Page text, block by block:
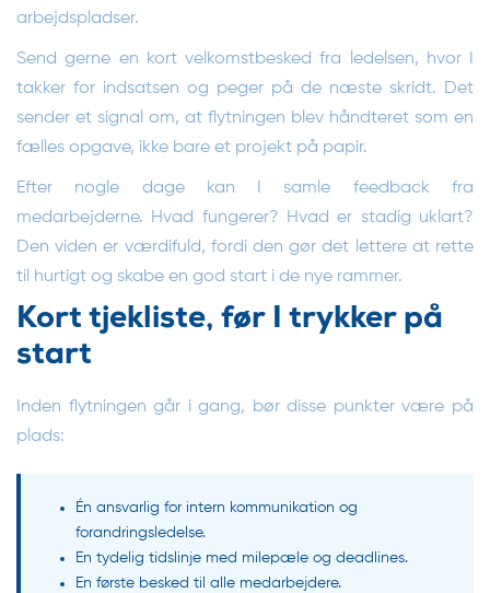
arbejdspladser.
Send gerne en kort velkomstbesked fra ledelsen, hvor I
takker for indsatsen og peger på de næste skridt. Det
sender et signal om, at flytningen blev håndteret som en
fælles opgave, ikke bare et projekt på papir.
Efter nogle dage kan I samle feedback fra
medarbejderne. Hvad fungerer? Hvad er stadig uklart?
Den viden er værdifuld, fordi den gør det lettere at rette
til hurtigt og skabe en god start i de nye rammer.
Kort tjekliste, før I trykker på
start
Inden flytningen går i gang, bør disse punkter være på
plads:
Én ansvarlig for intern kommunikation og
forandringsledelse.
En tydelig tidslinje med milepæle og deadlines.
En første besked til alle medarbejdere.